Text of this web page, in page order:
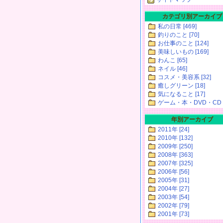
カテゴリ別アーカイブ
私の日常 [469]
釣りのこと [70]
お仕事のこと [124]
美味しいもの [169]
わんこ [65]
ネイル [46]
コスメ・美容系 [32]
癒しグリーン [18]
気になること [17]
ゲーム・本・DVD・CD
年別アーカイブ
2011年 [24]
2010年 [132]
2009年 [250]
2008年 [363]
2007年 [325]
2006年 [56]
2005年 [31]
2004年 [27]
2003年 [54]
2002年 [79]
2001年 [73]